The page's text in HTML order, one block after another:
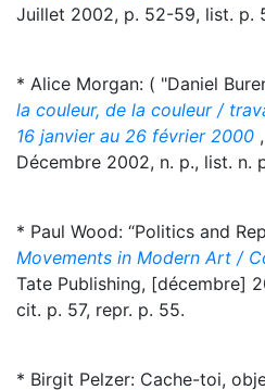
Juillet 2002, p. 52-59, list. p.
* Alice Morgan: ( "Daniel
la couleur, de la couleur /
16 janvier au 26 février 2000
Décembre 2002, n. p., list. n.
* Paul Wood: “Politics and
Movements in Modern Art /
Tate Publishing, [décembre]
cit. p. 57, repr. p. 55.
* Birgit Pelzer: Cache-toi,